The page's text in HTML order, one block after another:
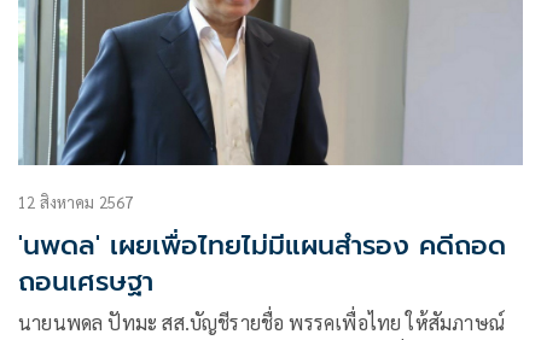
12 สิงหาคม 2567
'นพดล' เผยเพื่อไทยไม่มีแผนสำรอง คดีถอด
ถอนเศรษฐา
นายนพดล ปัทมะ สส.บัญชีรายชื่อ พรรคเพื่อไทย ให้สัมภาษณ์